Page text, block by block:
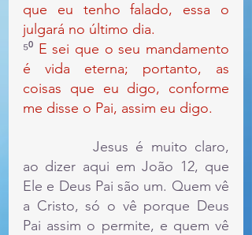
que eu tenho falado, essa o
julgará no último dia.
⁵⁰ E sei que o seu mandamento
é vida eterna; portanto, as
coisas que eu digo, conforme
me disse o Pai, assim eu digo.
ao dizer aqui em João 12, que
Ele e Deus Pai são um. Quem vê
a Cristo, só o vê porque Deus
Pai assim o permite, e quem vê